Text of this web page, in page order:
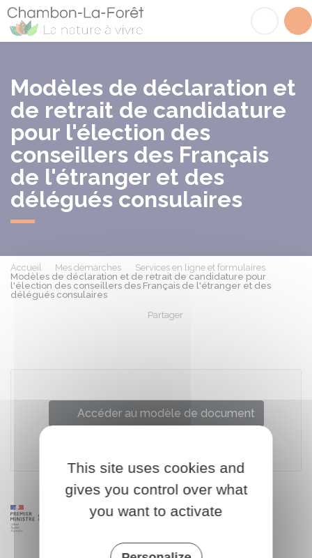
Modèles de déclaration et
de retrait de candidature
pour l'élection des
conseillers des Français
de l'étranger et des
délégués consulaires
Accueil Mes démarches
Services en ligne et formulaires
Modèles de déclaration et de retrait de candidature pour
l'élection des conseillers des Français de l'étranger et des
délégués consulaires
Partager
Accéder au modèle de document
This site uses cookies and
gives you control over what
you want to activate